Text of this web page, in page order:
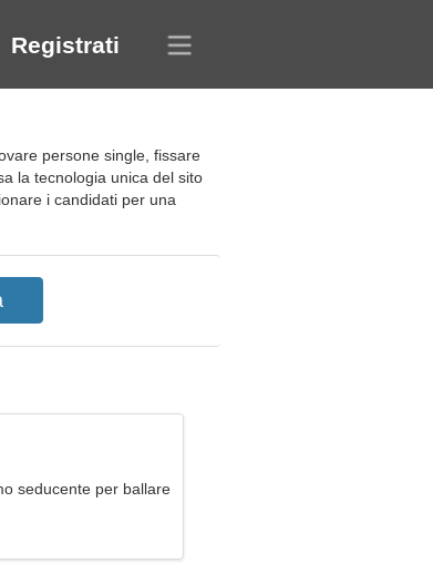
Registrati
persone single, fissare
la tecnologia unica del sito
i candidati per una
seducente per ballare